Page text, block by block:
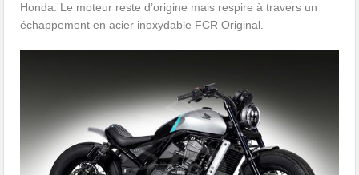
Honda. Le moteur reste d’origine mais respire à travers un
échappement en acier inoxydable FCR Original.